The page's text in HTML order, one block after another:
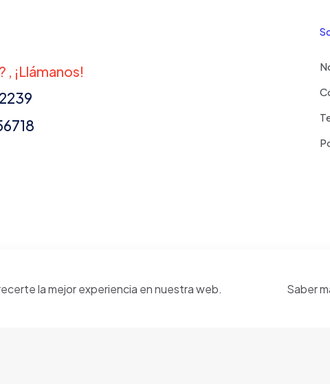
, ¡Llámanos!
la mejor experiencia en nuestra web. Saber